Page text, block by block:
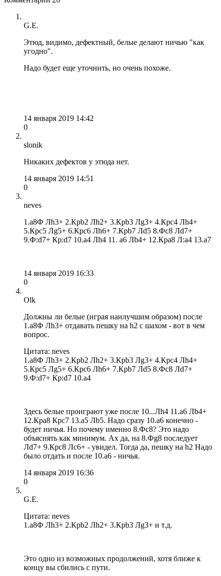
G.E.
Этюд, видимо, дефектный, белые делают ничью "как
угодно".
Надо будет еще уточнить, но очень похоже.
14 января 2019 14:42
0
slonik
Никаких дефектов у этюда нет.
14 января 2019 14:51
0
neves
1.a8Ф Лh3+ 2.Крb2 Лh2+ 3.Крb3 Лg3+ 4.Крc4 Лh4+
5.Крc5 Лg5+ 6.Крc6 Лh6+ 7.Крb7 Лd5 8.Фc8 Лd7+
9.Ф:d7+ Кр:d7 10.a4 Лh4 11. a6 Лb4+ 12.Крa8 Л:a4 13.a7
14 января 2019 16:33
0
Olk
Должны ли белые (играя наилучшим образом) после
1.a8Ф Лh3+ отдавать пешку на h2 с шахом - вот в чем
вопрос.
Цитата: neves
1.a8Ф Лh3+ 2.Крb2 Лh2+ 3.Крb3 Лg3+ 4.Крc4 Лh4+
5.Крc5 Лg5+ 6.Крc6 Лh6+ 7.Крb7 Лd5 8.Фc8 Лd7+
9.Ф:d7+ Кр:d7 10.a4
Здесь белые проиграют уже после 10...Лh4 11.a6 Лb4+
12.Крa8 Крc7 13.a5 Лb5. Надо сразу 10.a6 конечно -
будет ничья. Но почему именно 8.Фc8? Это надо
объяснять как минимум. Ах да, на 8.Фg8 последует
Лd7+ 9.Крс8 Лс6+ - увидел. Тогда да, пешку на h2 Надо
было отдать и после 10.a6 - ничья.
14 января 2019 16:36
0
G.E.
Цитата: neves
1.a8Ф Лh3+ 2.Крb2 Лh2+ 3.Крb3 Лg3+ и т.д.
Это одно из возможных продолжений, хотя ближе к
концу вы сбились с пути.